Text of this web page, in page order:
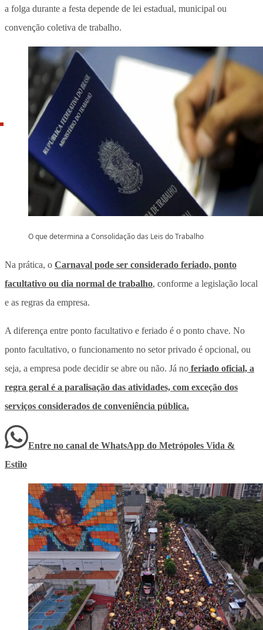
a folga durante a festa depende de lei estadual, municipal ou
convenção coletiva de trabalho.
O que determina a Consolidação das Leis do Trabalho
Na prática, o Carnaval pode ser considerado feriado, ponto
facultativo ou dia normal de trabalho, conforme a legislação local
e as regras da empresa.
A diferença entre ponto facultativo e feriado é o ponto chave. No
ponto facultativo, o funcionamento no setor privado é opcional, ou
seja, a empresa pode decidir se abre ou não. Já no feriado oficial, a
regra geral é a paralisação das atividades, com exceção dos
serviços considerados de conveniência pública.
Entre no canal de WhatsApp do Metrópoles Vida &
Estilo